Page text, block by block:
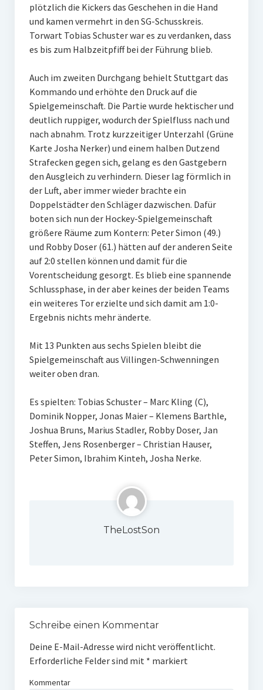
Jugend Sponsoring
plötzlich die Kickers das Geschehen in die Hand
und kamen vermehrt in den SG-Schusskreis.
Torwart Tobias Schuster war es zu verdanken, dass
es bis zum Halbzeitpfiff bei der Führung blieb.
Auch im zweiten Durchgang behielt Stuttgart das
Kommando und erhöhte den Druck auf die
Spielgemeinschaft. Die Partie wurde hektischer und
deutlich ruppiger, wodurch der Spielfluss nach und
nach abnahm. Trotz kurzzeitiger Unterzahl (Grüne
Karte Josha Nerker) und einem halben Dutzend
Strafecken gegen sich, gelang es den Gastgebern
den Ausgleich zu verhindern. Dieser lag förmlich in
der Luft, aber immer wieder brachte ein
Doppelstädter den Schläger dazwischen. Dafür
boten sich nun der Hockey-Spielgemeinschaft
größere Räume zum Kontern: Peter Simon (49.)
und Robby Doser (61.) hätten auf der anderen Seite
auf 2:0 stellen können und damit für die
Vorentscheidung gesorgt. Es blieb eine spannende
Schlussphase, in der aber keines der beiden Teams
ein weiteres Tor erzielte und sich damit am 1:0-
Ergebnis nichts mehr änderte.
Mit 13 Punkten aus sechs Spielen bleibt die
Spielgemeinschaft aus Villingen-Schwenningen
weiter oben dran.
Es spielten: Tobias Schuster – Marc Kling (C),
Dominik Nopper, Jonas Maier – Klemens Barthle,
Joshua Bruns, Marius Stadler, Robby Doser, Jan
Steffen, Jens Rosenberger – Christian Hauser,
Peter Simon, Ibrahim Kinteh, Josha Nerke.
TheLostSon
Schreibe einen Kommentar
Deine E-Mail-Adresse wird nicht veröffentlicht.
Erforderliche Felder sind mit * markiert
Kommentar